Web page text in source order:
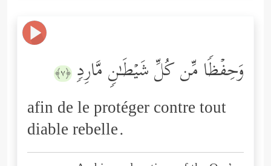
وَحِفۡظࣰا مِّن كُلِّ شَیۡطَـٰنࣲ مَّارِدࣲ ﴿٧﴾
afin de le protéger contre tout
diable rebelle.